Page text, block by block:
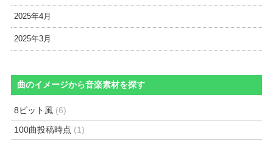
2025年4月
2025年3月
曲のイメージから音楽素材を探す
8ビット風 (6)
100曲投稿時点 (1)